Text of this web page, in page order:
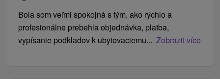
Bola som veľmi spokojná s tým, ako rýchlo a
profesionálne prebehla objednávka, platba,
vypísanie podkladov k ubytovaciemu... Zobrazit více